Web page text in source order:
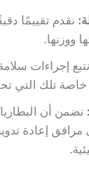
نقدم تقييمًا
ووزنها.
نتبع إجراءات
خاصة تلك التي
نضمن أن
مرافق إعادة